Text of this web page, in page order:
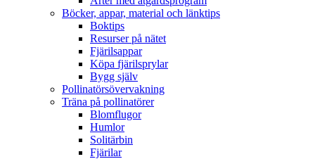
Böcker, appar, material och länktips
Boktips
Resurser på nätet
Fjärilsappar
Köpa fjärilsprylar
Bygg själv
Pollinatörsövervakning
Träna på pollinatörer
Blomflugor
Humlor
Solitärbin
Fjärilar